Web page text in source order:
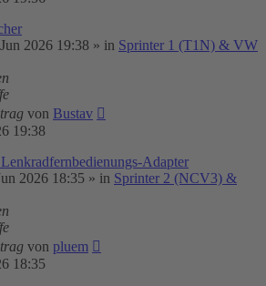
2026 19:38 » in Sprinter 1 (T1N) & VW
von Bustav
19:38
Adapter
2026 18:35 » in Sprinter 2 (NCV3) &
von pluem
18:35